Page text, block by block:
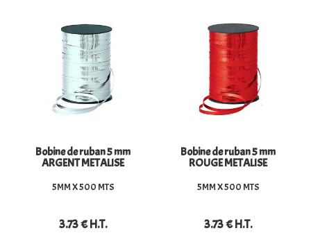
TAILLE : 10MM X 250MTS
Bobine de ruban 5 mm
ARGENT METALISE
5MM X 500 MTS
3.73€H.T.
Bobine de ruban 5 mm
ROUGE METALISE
5MM X 500 MTS
3.73€H.T.